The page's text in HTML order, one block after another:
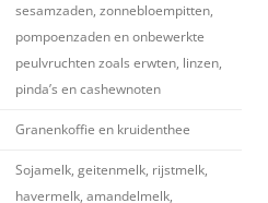
sesamzaden, zonnebloempitten,
pompoenzaden en onbewerkte
peulvruchten zoals erwten, linzen,
pinda’s en cashewnoten
Granenkoffie en kruidenthee
Sojamelk, geitenmelk, rijstmelk,
havermelk, amandelmelk,